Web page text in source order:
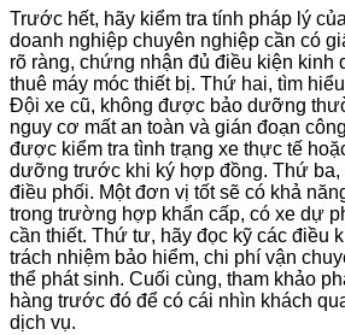
Trước hết, hãy kiểm tra tính pháp lý
doanh nghiệp chuyên nghiệp cần có
rõ ràng, chứng nhận đủ điều kiện kinh
thuê máy móc thiết bị. Thứ hai, tìm
Đội xe cũ, không được bảo dưỡng
nguy cơ mất an toàn và gián đoạn
được kiểm tra tình trạng xe thực tế
dưỡng trước khi ký hợp đồng. Thứ
điều phối. Một đơn vị tốt sẽ có khả
trong trường hợp khẩn cấp, có xe dự
cần thiết. Thứ tư, hãy đọc kỹ các điều
trách nhiệm bảo hiểm, chi phí vận
thể phát sinh. Cuối cùng, tham khảo
hàng trước đó để có cái nhìn khách
dịch vụ.